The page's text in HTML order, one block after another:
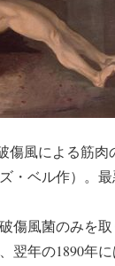
傷風による筋肉
・ベル作）。
破傷風菌のみを
、翌年の1890年